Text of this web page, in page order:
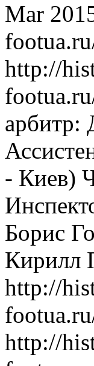
Mar
http://
арбитр:
- Киев)
Борис
Кирилл
http://
http://